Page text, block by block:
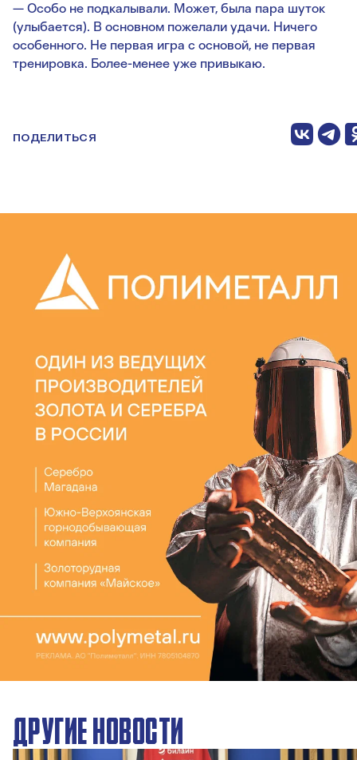
— Особо не подкалывали. Может, была пара шуток
(улыбается). В основном пожелали удачи. Ничего
особенного. Не первая игра с основой, не первая
тренировка. Более-менее уже привыкаю.
ПОДЕЛИТЬСЯ
ДРУГИЕ НОВОСТИ